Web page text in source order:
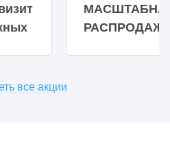
РАСПРОДАЖА
все акции